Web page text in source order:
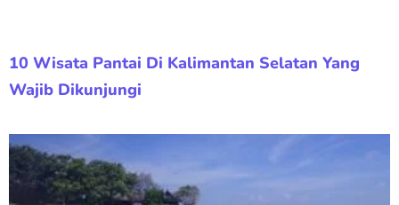
10 Wisata Pantai Di Kalimantan Selatan Yang
Wajib Dikunjungi